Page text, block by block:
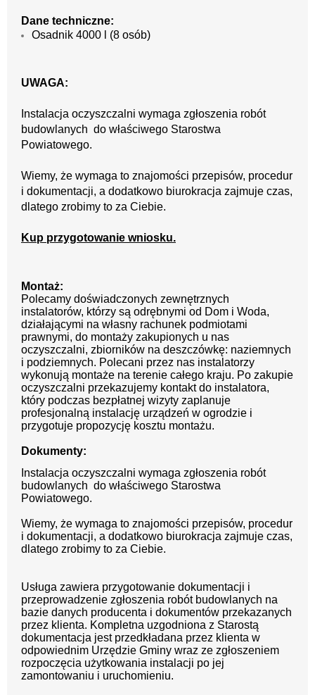
Dane techniczne:
Osadnik 4000 l (8 osób)
UWAGA:
Instalacja oczyszczalni wymaga zgłoszenia robót
budowlanych do właściwego Starostwa
Powiatowego.
Wiemy, że wymaga to znajomości przepisów, procedur
i dokumentacji, a dodatkowo biurokracja zajmuje czas,
dlatego zrobimy to za Ciebie.
Kup przygotowanie wniosku.
Montaż:
Polecamy doświadczonych zewnętrznych
instalatorów, którzy są odrębnymi od Dom i Woda,
działającymi na własny rachunek podmiotami
prawnymi, do montaży zakupionych u nas
oczyszczalni, zbiorników na deszczówkę: naziemnych
i podziemnych. Polecani przez nas instalatorzy
wykonują montaże na terenie całego kraju. Po zakupie
oczyszczalni przekazujemy kontakt do instalatora,
który podczas bezpłatnej wizyty zaplanuje
profesjonalną instalację urządzeń w ogrodzie i
przygotuje propozycję kosztu montażu.
Dokumenty:
Instalacja oczyszczalni wymaga zgłoszenia robót
budowlanych do właściwego Starostwa
Powiatowego.
Wiemy, że wymaga to znajomości przepisów, procedur
i dokumentacji, a dodatkowo biurokracja zajmuje czas,
dlatego zrobimy to za Ciebie.
Usługa zawiera przygotowanie dokumentacji i
przeprowadzenie zgłoszenia robót budowlanych na
bazie danych producenta i dokumentów przekazanych
przez klienta. Kompletna uzgodniona z Starostą
dokumentacja jest przedkładana przez klienta w
odpowiednim Urzędzie Gminy wraz ze zgłoszeniem
rozpoczęcia użytkowania instalacji po jej
zamontowaniu i uruchomieniu.